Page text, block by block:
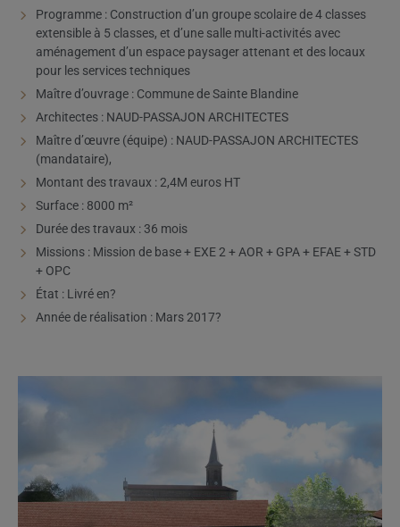
Programme : Construction d’un groupe scolaire de 4 classes
extensible à 5 classes, et d’une salle multi-activités avec
aménagement d’un espace paysager attenant et des locaux
pour les services techniques
Maître d’ouvrage : Commune de Sainte Blandine
Architectes : NAUD-PASSAJON ARCHITECTES
Maître d’œuvre (équipe) : NAUD-PASSAJON ARCHITECTES
(mandataire),
Montant des travaux : 2,4M euros HT
Surface : 8000 m²
Durée des travaux : 36 mois
Missions : Mission de base + EXE 2 + AOR + GPA + EFAE + STD
+ OPC
État : Livré en?
Année de réalisation : Mars 2017?